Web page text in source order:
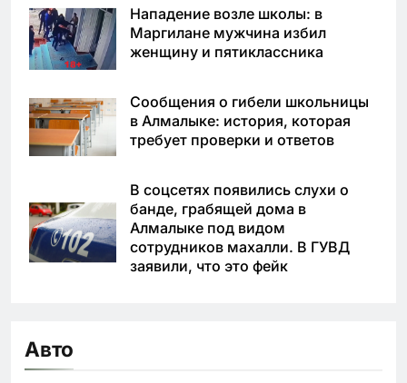
Нападение возле школы: в
Маргилане мужчина избил
женщину и пятиклассника
Сообщения о гибели школьницы
в Алмалыке: история, которая
требует проверки и ответов
В соцсетях появились слухи о
банде, грабящей дома в
Алмалыке под видом
сотрудников махалли. В ГУВД
заявили, что это фейк
Авто